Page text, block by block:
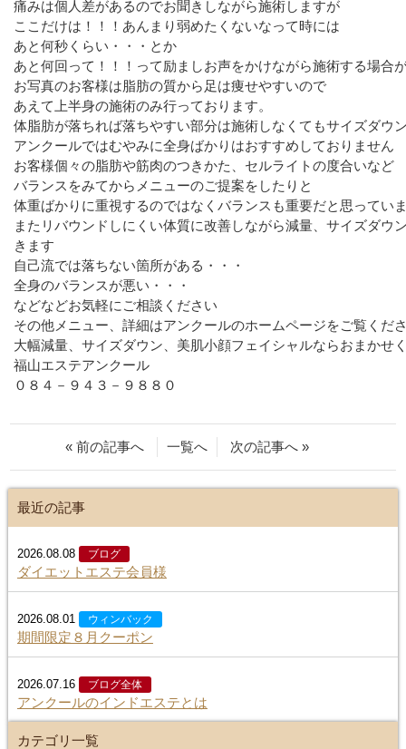
痛みは個人差があるのでお聞きしながら施術しますが
ここだけは！！！あんまり弱めたくないなって時には
あと何秒くらい・・・とか
あと何回って！！！って励ましお声をかけながら施術する場合
お写真のお客様は脂肪の質から足は痩せやすいので
あえて上半身の施術のみ行っております。
体脂肪が落ちれば落ちやすい部分は施術しなくてもサイズダウ
アンクールではむやみに全身ばかりはおすすめしておりません
お客様個々の脂肪や筋肉のつきかた、セルライトの度合いなど
バランスをみてからメニューのご提案をしたりと
体重ばかりに重視するのではなくバランスも重要だと思ってい
またリバウンドしにくい体質に改善しながら減量、サイズダウ
きます
自己流では落ちない箇所がある・・・
全身のバランスが悪い・・・
などなどお気軽にご相談ください
その他メニュー、詳細はアンクールのホームページをご覧くだ
大幅減量、サイズダウン、美肌小顔フェイシャルならおまかせ
福山エステアンクール
０８４－９４３－９８８０
« 前の記事へ 一覧へ 次の記事へ »
最近の記事
2026.08.08 ブログ
ダイエットエステ会員様
2026.08.01 ウィンバック
期間限定８月クーポン
2026.07.16 ブログ全体
アンクールのインドエステとは
カテゴリ一覧